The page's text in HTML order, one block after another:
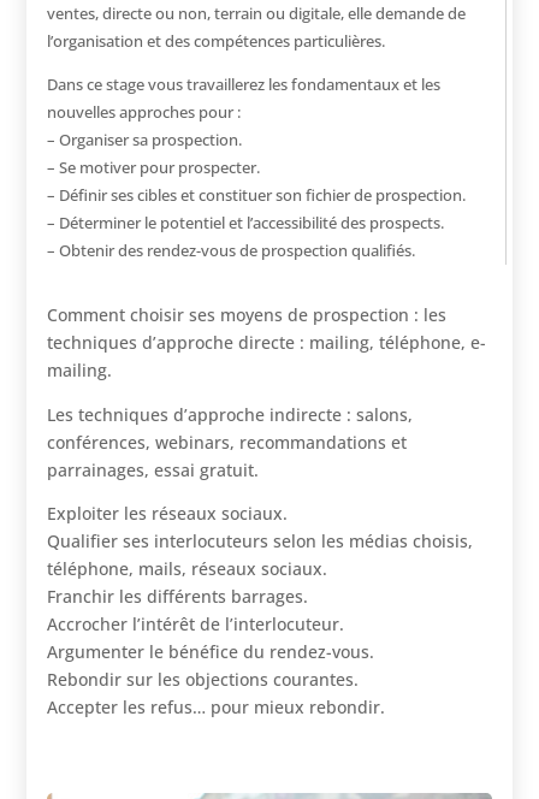
ventes, directe ou non, terrain ou digitale, elle demande de
l’organisation et des compétences particulières.
Dans ce stage vous travaillerez les fondamentaux et les
nouvelles approches pour :
– Organiser sa prospection.
– Se motiver pour prospecter.
– Définir ses cibles et constituer son fichier de prospection.
– Déterminer le potentiel et l’accessibilité des prospects.
– Obtenir des rendez-vous de prospection qualifiés.
Comment choisir ses moyens de prospection : les
techniques d’approche directe : mailing, téléphone, e-
mailing.
Les techniques d’approche indirecte : salons,
conférences, webinars, recommandations et
parrainages, essai gratuit.
Exploiter les réseaux sociaux.
Qualifier ses interlocuteurs selon les médias choisis,
téléphone, mails, réseaux sociaux.
Franchir les différents barrages.
Accrocher l’intérêt de l’interlocuteur.
Argumenter le bénéfice du rendez-vous.
Rebondir sur les objections courantes.
Accepter les refus… pour mieux rebondir.